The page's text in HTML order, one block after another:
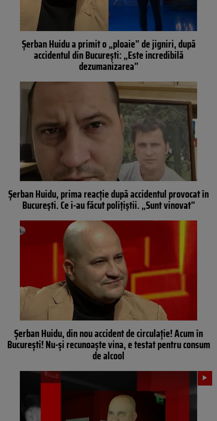
Șerban Huidu a primit o „ploaie” de jigniri, după
accidentul din București: „Este incredibilă
dezumanizarea”
Șerban Huidu, prima reacție după accidentul provocat în
București. Ce i-au făcut polițiștii. „Sunt vinovat”
Șerban Huidu, din nou accident de circulație! Acum în
București! Nu-și recunoaște vina, e testat pentru consum
de alcool